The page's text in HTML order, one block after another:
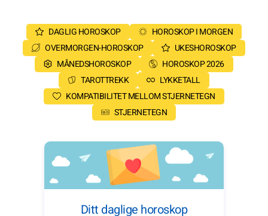
DAGLIG HOROSKOP
HOROSKOP I MORGEN
OVERMORGEN-HOROSKOP
UKESHOROSKOP
MÅNEDSHOROSKOP
HOROSKOP 2026
TAROTTREKK
LYKKETALL
KOMPATIBILITET MELLOM STJERNETEGN
STJERNETEGN
Ditt daglige horoskop